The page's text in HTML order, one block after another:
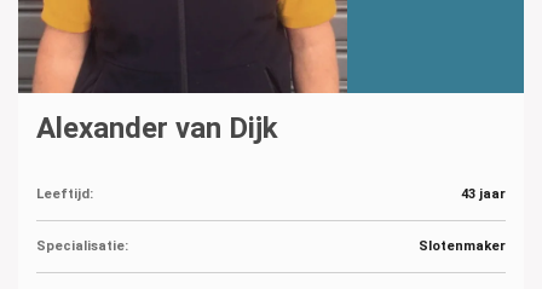
Alexander van Dijk
Leeftijd: 43 jaar
Specialisatie: Slotenmaker